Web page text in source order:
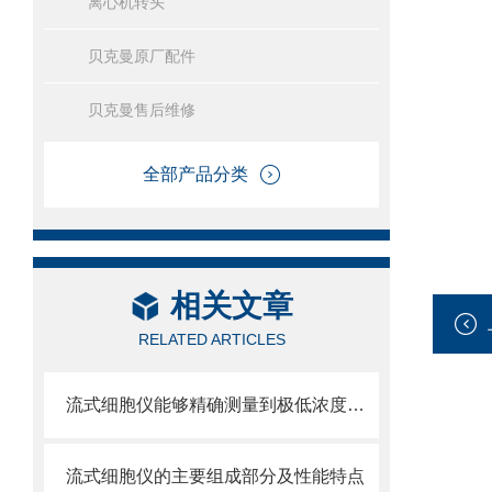
贝克曼原厂配件
贝克曼售后维修
全部产品分类
相关文章
RELATED ARTICLES
流式细胞仪能够精确测量到极低浓度的标记物
流式细胞仪的主要组成部分及性能特点